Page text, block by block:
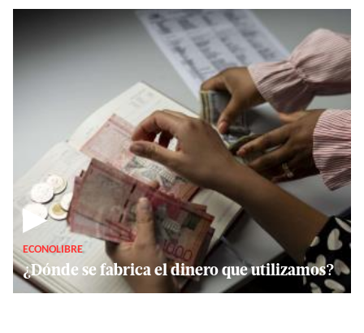
▶
ECONOLIBRE
¿Dónde se fabrica el dinero que utilizamos?